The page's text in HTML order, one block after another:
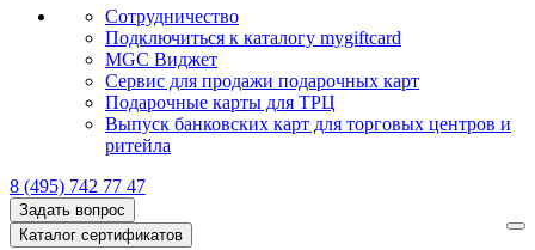
Сотрудничество
Подключиться к каталогу mygiftcard
MGC Виджет
Сервис для продажи подарочных карт
Подарочные карты для ТРЦ
Выпуск банковских карт для торговых центров и
ритейла
8 (495) 742 77 47
Задать вопрос
Каталог сертификатов